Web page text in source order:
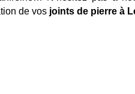
de vos joints de pierre à